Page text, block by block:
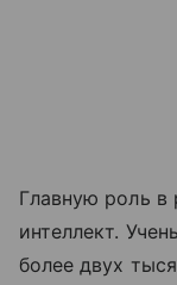
Главную роль в
интеллект.
более двух